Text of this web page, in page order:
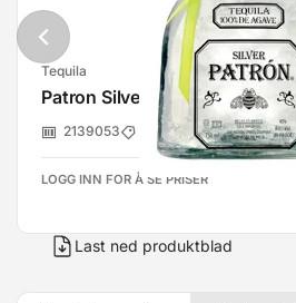
Tequila
Patron Silver Tequila 40% 70cl
2139053 Bacardi Norge
LOGG INN FOR Å SE PRISER
Last ned produktblad